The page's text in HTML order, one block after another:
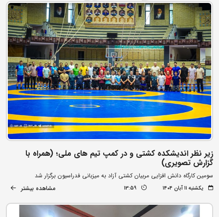
زیر نظر اندیشکده کشتی و در کمپ تیم های ملی؛ (همراه با
گزارش تصویری)
سومین کارگاه دانش افزایی مربیان کشتی آزاد به میزبانی فدراسیون برگزار شد
یکشنبه ۱۱ آبان ۱۴۰۴ 13:59 مشاهده بیشتر